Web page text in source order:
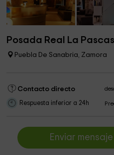
Posada Real La
Puebla De Sanabria, Zamora
Contacto directo
Respuesta inferior a 24h
Enviar